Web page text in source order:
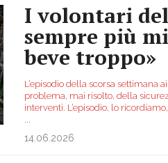
I volontari
sempre più
beve troppo»
L’episodio della scorsa settimana
problema, mai risolto, della
interventi. L’episodio, lo
14.06.2026